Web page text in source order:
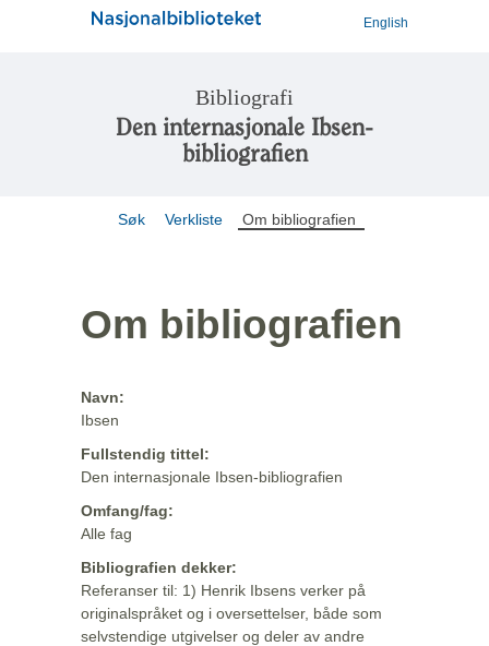
English
Bibliografi
Den internasjonale Ibsen-
bibliografien
Søk Verkliste Om bibliografien
Om bibliografien
Navn:
Ibsen
Fullstendig tittel:
Den internasjonale Ibsen-bibliografien
Omfang/fag:
Alle fag
Bibliografien dekker:
Referanser til: 1) Henrik Ibsens verker på
originalspråket og i oversettelser, både som
selvstendige utgivelser og deler av andre